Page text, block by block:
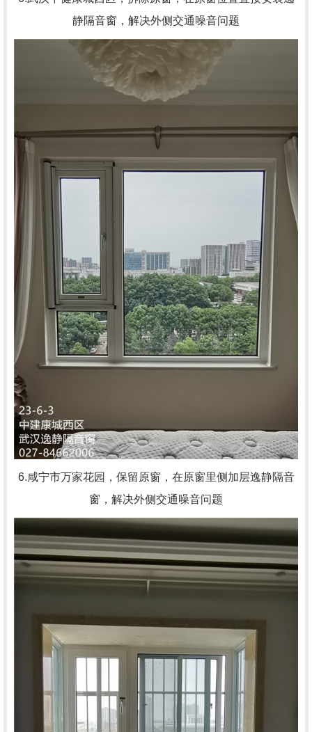
静隔音窗，解决外侧交通噪音问题
6.咸宁市万家花园， 保留原窗，在原窗里侧加层逸静隔音
窗，解决外侧交通噪音问题